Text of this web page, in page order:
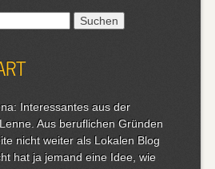
Interessantes aus der
Aus beruflichen Gründen
nicht weiter als Lokalen Blog
hat ja jemand eine Idee, wie